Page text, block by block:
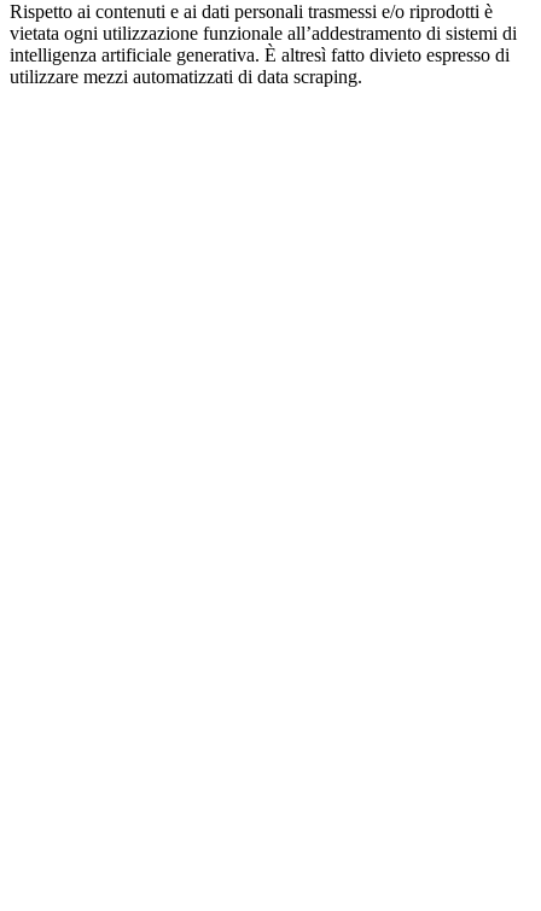
Rispetto ai contenuti e ai dati personali trasmessi e/o riprodotti è
vietata ogni utilizzazione funzionale all’addestramento di sistemi di
intelligenza artificiale generativa. È altresì fatto divieto espresso di
utilizzare mezzi automatizzati di data scraping.